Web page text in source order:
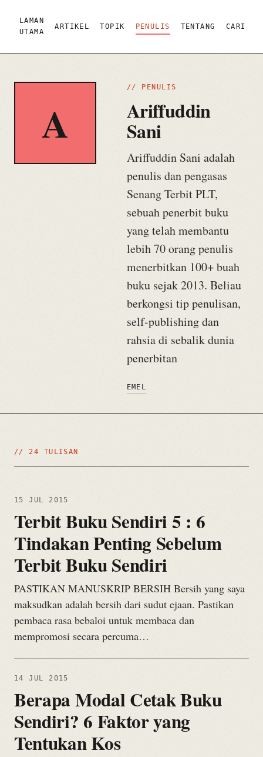
LAMAN
UTAMA
ARTIKEL TOPIK PENULIS TENTANG CARI
A
// PENULIS
Ariffuddin
Sani
Ariffuddin Sani adalah
penulis dan pengasas
Senang Terbit PLT,
sebuah penerbit buku
yang telah membantu
lebih 70 orang penulis
menerbitkan 100+ buah
buku sejak 2013. Beliau
berkongsi tip penulisan,
self-publishing dan
rahsia di sebalik dunia
penerbitan
EMEL
// 24 TULISAN
15 JUL 2015
Terbit Buku Sendiri 5 : 6
Tindakan Penting Sebelum
Terbit Buku Sendiri
PASTIKAN MANUSKRIP BERSIH Bersih yang saya
maksudkan adalah bersih dari sudut ejaan. Pastikan
pembaca rasa bebaloi untuk membaca dan
mempromosi secara percuma…
14 JUL 2015
Berapa Modal Cetak Buku
Sendiri? 6 Faktor yang
Tentukan Kos